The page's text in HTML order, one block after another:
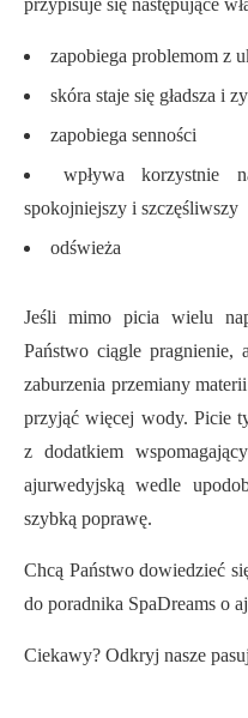
przypisuje się następujące
zapobiega problemom z
skóra staje się gładsza i
zapobiega senności
wpływa korzystnie
spokojniejszy i szczęśliwszy
odświeża
Jeśli mimo picia wielu
Państwo ciągle pragnienie,
zaburzenia przemiany
przyjąć więcej wody. Picie
z dodatkiem
ajurwedyjską wedle
szybką poprawę.
Chcą Państwo dowiedzieć
do poradnika SpaDreams o
Ciekawy? Odkryj nasze